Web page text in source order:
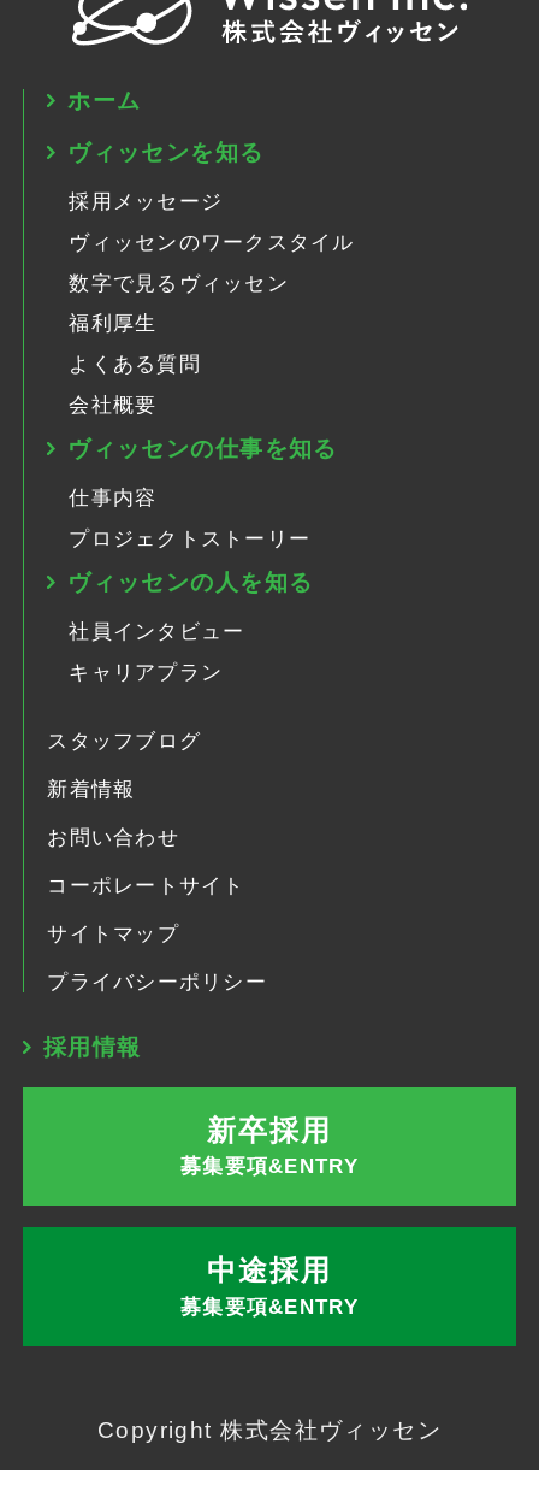
ホーム
ヴィッセンを知る
採用メッセージ
ヴィッセンのワークスタイル
数字で見るヴィッセン
福利厚生
よくある質問
会社概要
ヴィッセンの仕事を知る
仕事内容
プロジェクトストーリー
ヴィッセンの人を知る
社員インタビュー
キャリアプラン
スタッフブログ
新着情報
お問い合わせ
コーポレートサイト
サイトマップ
プライバシーポリシー
採用情報
新卒採用
募集要項&ENTRY
中途採用
募集要項&ENTRY
Copyright 株式会社ヴィッセン